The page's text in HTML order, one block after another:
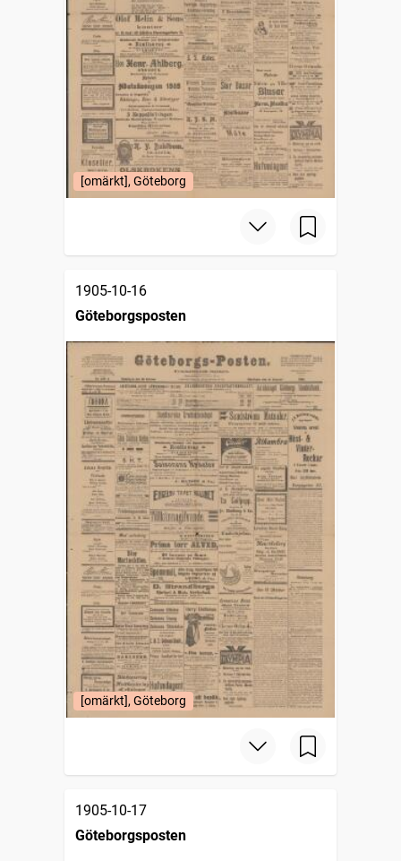
[omärkt], Göteborg
1905-10-16
Göteborgsposten
[omärkt], Göteborg
1905-10-17
Göteborgsposten